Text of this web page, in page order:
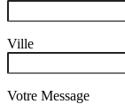
Ville
Votre Message